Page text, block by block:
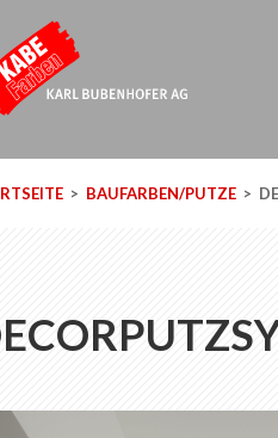
BAUFARBEN/PUTZE